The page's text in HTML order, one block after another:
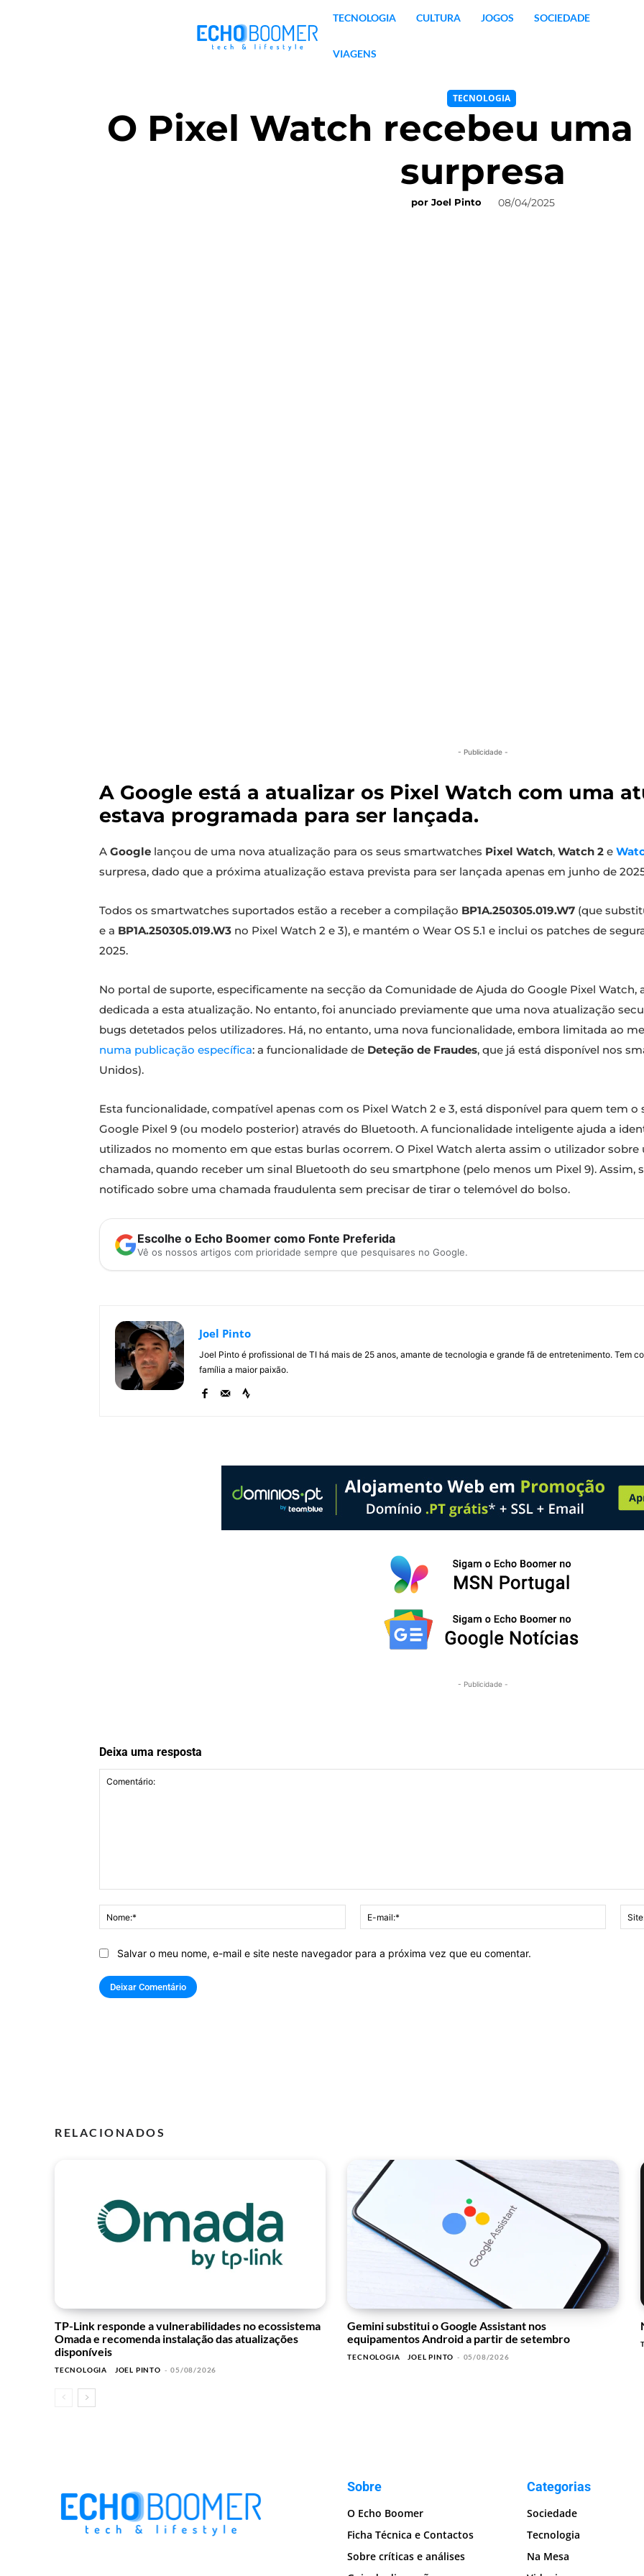
TECNOLOGIA CULTURA JOGOS SOCIEDADE
VIAGENS
TECNOLOGIA
O Pixel Watch recebeu
surpresa
por Joel Pinto 08/04/2025
- Publicidade -
A Google está a atualizar os Pixel Watch com uma
estava programada para ser lançada.
A Google lançou de uma nova atualização para os seus smartwatches Pixel Watch, Watch 2 e
surpresa, dado que a próxima atualização estava prevista para ser lançada apenas em junho de
Todos os smartwatches suportados estão a receber a compilação BP1A.250305.019.W7 (que
e a BP1A.250305.019.W3 no Pixel Watch 2 e 3), e mantém o Wear OS 5.1 e inclui os patches de
2025.
No portal de suporte, especificamente na secção da Comunidade de Ajuda do Google Pixel Watch,
dedicada a esta atualização. No entanto, foi anunciado previamente que uma nova atualização
bugs detetados pelos utilizadores. Há, no entanto, uma nova funcionalidade, embora limitada ao
numa publicação específica: a funcionalidade de Deteção de Fraudes, que já está disponível nos
Unidos).
Esta funcionalidade, compatível apenas com os Pixel Watch 2 e 3, está disponível para quem tem
Google Pixel 9 (ou modelo posterior) através do Bluetooth. A funcionalidade inteligente ajuda a
utilizados no momento em que estas burlas ocorrem. O Pixel Watch alerta assim o utilizador
chamada, quando receber um sinal Bluetooth do seu smartphone (pelo menos um Pixel 9). Assim,
notificado sobre uma chamada fraudulenta sem precisar de tirar o telemóvel do bolso.
Escolhe o Echo Boomer como Fonte Preferida
Vê os nossos artigos com prioridade sempre que pesquisares no Google.
Joel Pinto
Joel Pinto é profissional de TI há mais de 25 anos, amante de tecnologia e grande fã de entretenimento. Tem
família a maior paixão.
- Publicidade -
Deixa uma resposta
Nome:*
mail:*
Salvar o meu nome, e-mail e site neste navegador para a próxima vez que eu comentar.
RELACIONADOS
TP-Link responde a vulnerabilidades no ecossistema
Omada e recomenda instalação das atualizações
disponíveis
TECNOLOGIA JOEL PINTO - 05/08/2026
Gemini substitui o Google Assistant nos
equipamentos Android a partir de setembro
TECNOLOGIA JOEL PINTO - 05/08/2026
Sobre
O Echo Boomer
Ficha Técnica e Contactos
Sobre críticas e análises
Categorias
Sociedade
Tecnologia
Na Mesa